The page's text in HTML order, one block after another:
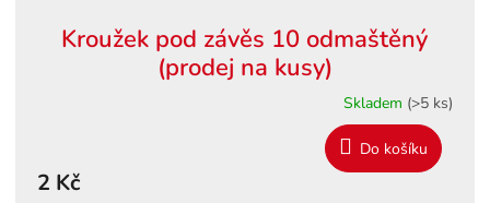
Kroužek pod závěs 10 odmaštěný
(prodej na kusy)
Skladem (>5 ks)
2 Kč
Do košíku